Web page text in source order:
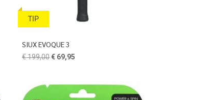
TIP
SIUX EVOQUE 3
€199,00Oorspronkelijke
€ 199,00.
€ 69,95
€ 69,95.